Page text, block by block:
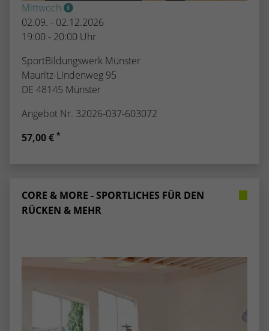
Mittwoch
02.09. - 02.12.2026
19:00 - 20:00 Uhr
SportBildungswerk Münster
Mauritz-Lindenweg 95
DE 48145 Münster
Angebot Nr. 32026-037-603072
57,00 € *
CORE & MORE - SPORTLICHES FÜR DEN
RÜCKEN & MEHR